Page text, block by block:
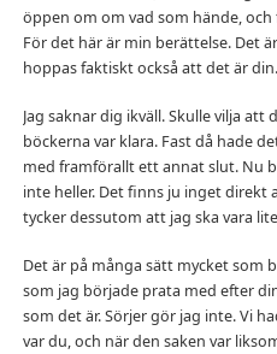
öppen om om vad som hände,
För det här är min berättelse. Det
hoppas faktiskt också att det är din.
Jag saknar dig ikväll. Skulle vilja
böckerna var klara. Fast då hade
med framförallt ett annat slut. Nu
inte heller. Det finns ju inget direkt
tycker dessutom att jag ska vara
Det är på många sätt mycket som
som jag började prata med efter
som det är. Sörjer gör jag inte. Vi
var du, och när den saken var